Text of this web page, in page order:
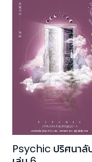
Psychic ปริศนาลั